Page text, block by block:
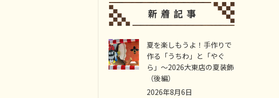
夏を楽しもうよ！手作りで
作る「うちわ」と「やぐ
ら」～2026大東店の夏装飾
（後編）
2026年8月6日